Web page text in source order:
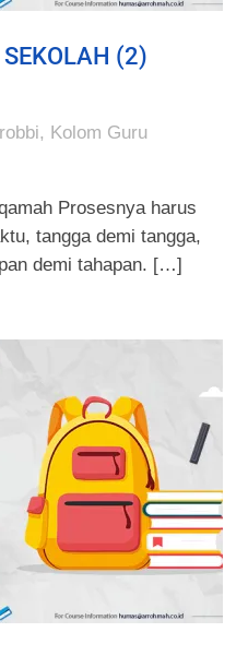
(2)
, Kolom Guru
Prosesnya harus
tangga demi tangga,
demi tahapan. […]